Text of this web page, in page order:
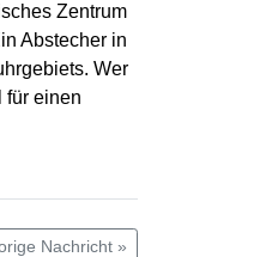
Zentrum
Abstecher in
Wer
für einen
Nachricht »